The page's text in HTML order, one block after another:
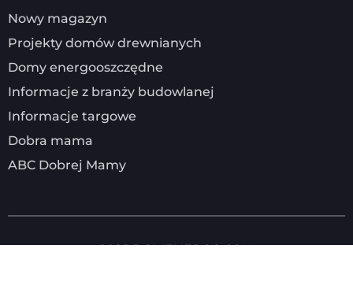
Nowy magazyn
Projekty domów drewnianych
Domy energooszczędne
Informacje z branży budowlanej
Informacje targowe
Dobra mama
ABC Dobrej Mamy
2025DOMENERGO.COM